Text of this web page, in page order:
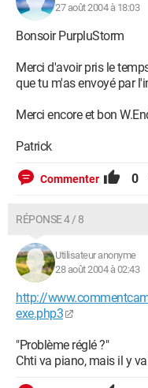
27 août 2004 à 18:03
Bonsoir PurpluStorm
Merci d'avoir pris le
que tu m'as envoyé par
Merci encore et bon
Patrick
Commenter 0
RÉPONSE 4 / 8
Utilisateur anonyme
28 août 2004 à 02:43
http://
exe.php3
"Problème réglé ?"
Chti va piano, mais il y va